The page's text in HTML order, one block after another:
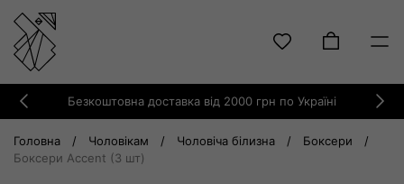
content
Безкоштовна доставка від 2000 грн по Україні
Previous
Головна / Чоловікам / Чоловіча білизна / Боксери
/
Боксери Accent (3 шт)